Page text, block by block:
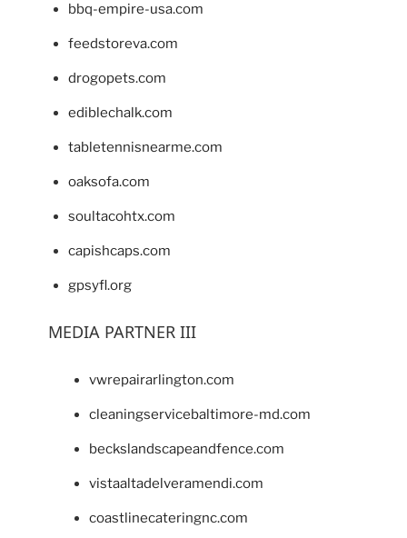
bbq-empire-usa.com
feedstoreva.com
drogopets.com
ediblechalk.com
tabletennisnearme.com
oaksofa.com
soultacohtx.com
capishcaps.com
gpsyfl.org
MEDIA PARTNER III
vwrepairarlington.com
cleaningservicebaltimore-md.com
beckslandscapeandfence.com
vistaaltadelveramendi.com
coastlinecateringnc.com